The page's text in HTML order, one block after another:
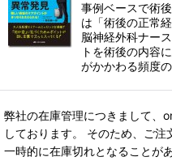
事例ベースで術
は「術後の正常
脳神経外科ナー
トを術後の内容
がかかわる頻度
弊社の在庫管理につきまして、
しております。 そのため、ご注
一時的に在庫切れとなることが